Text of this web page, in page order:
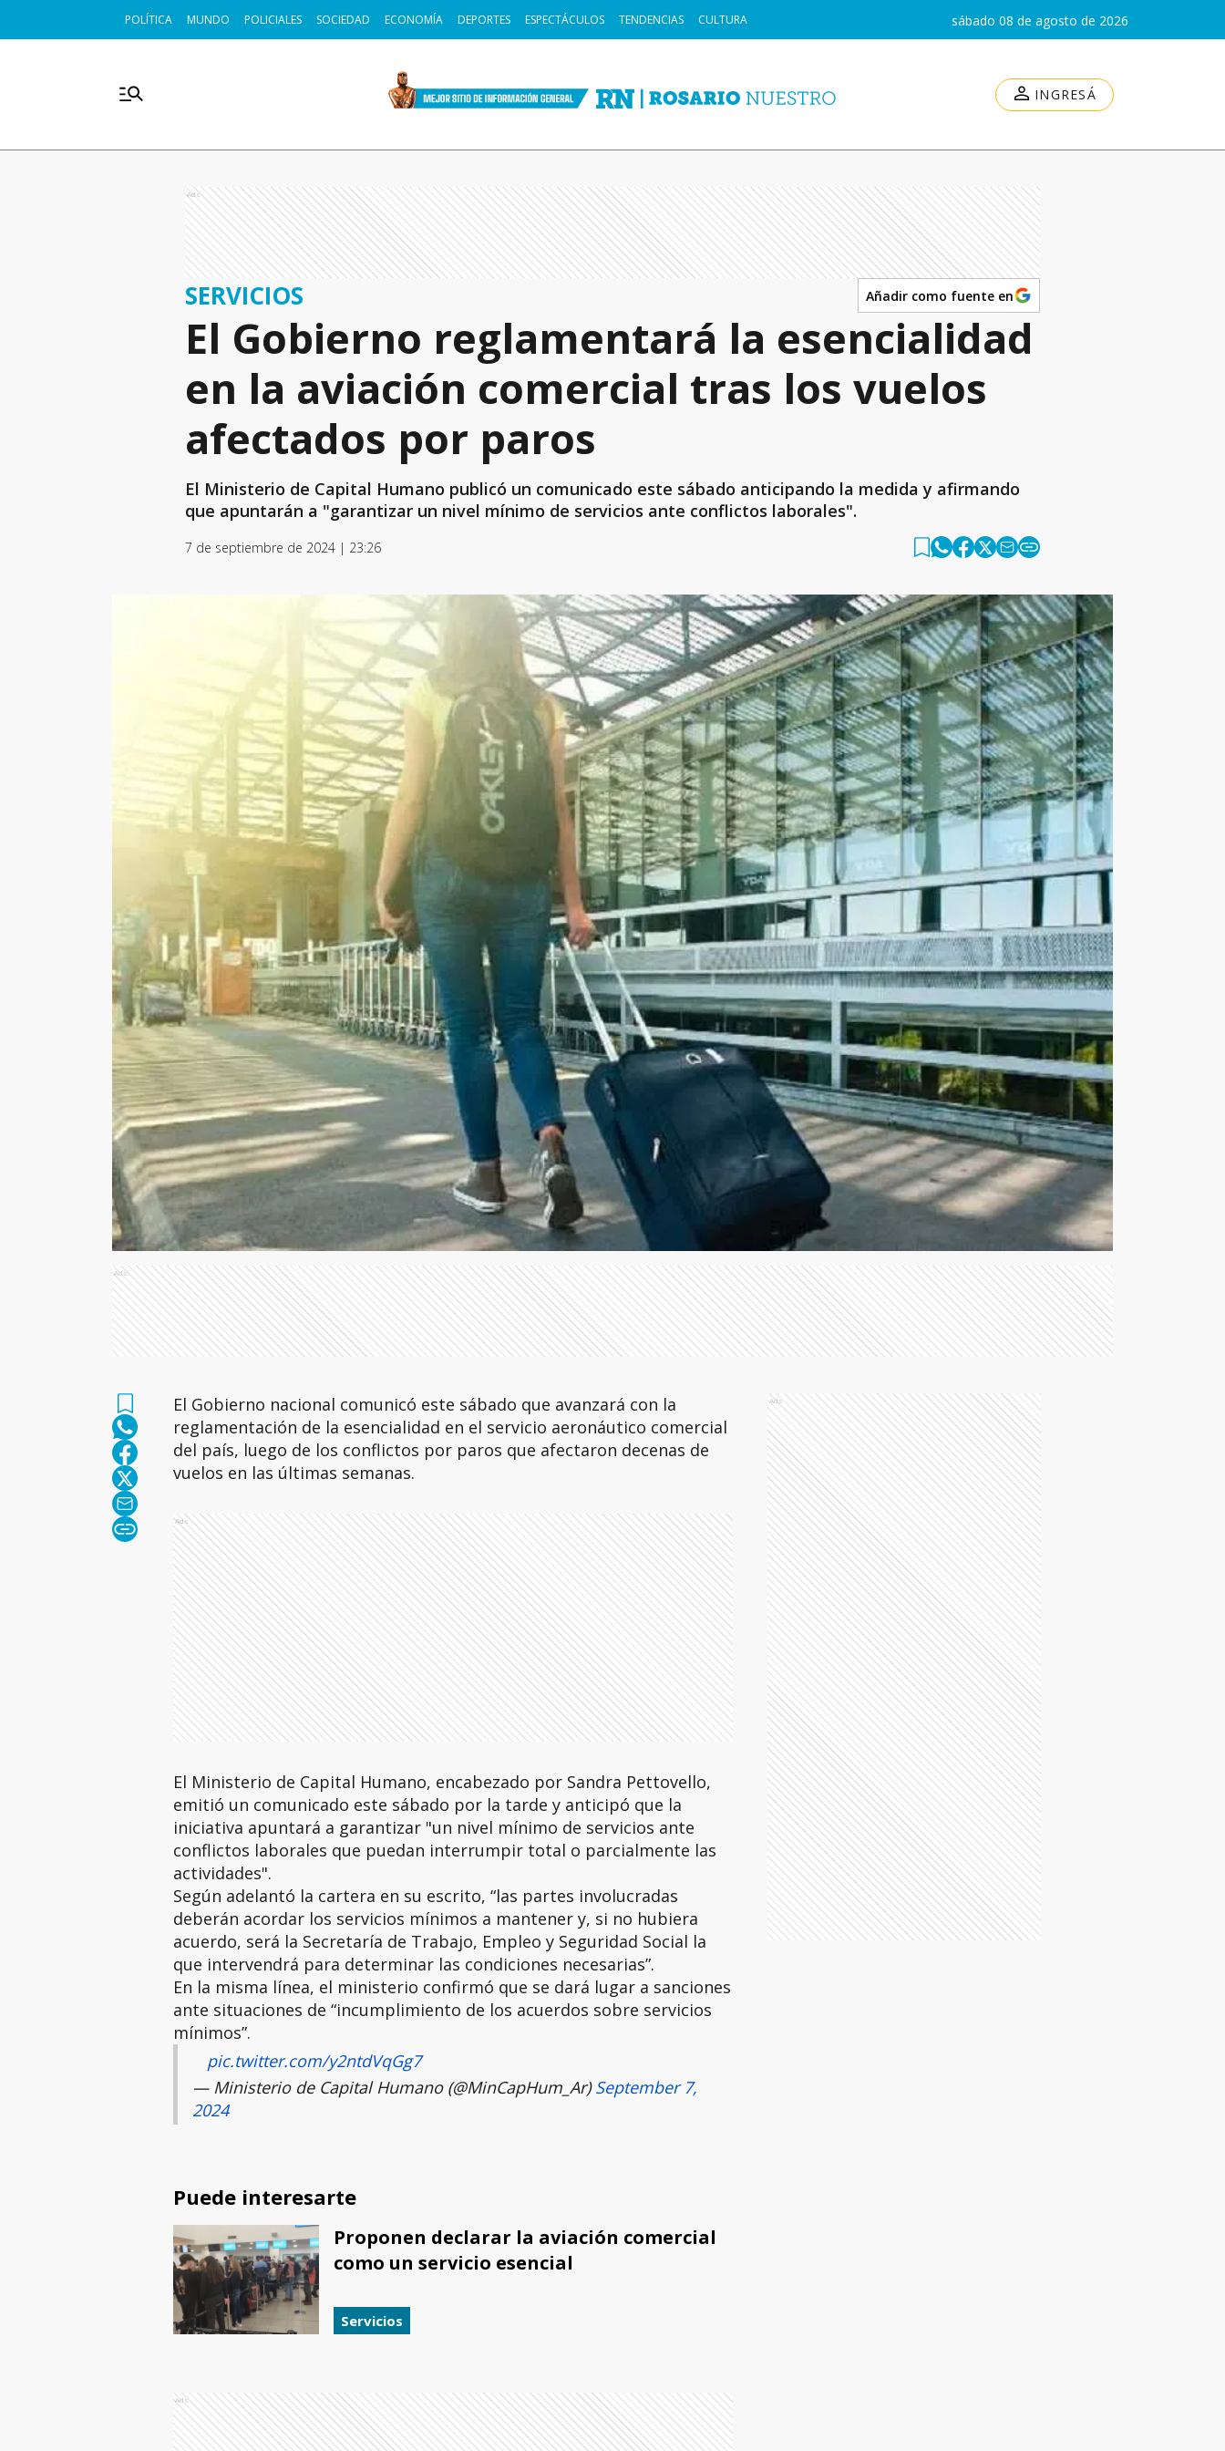
POLÍTICA MUNDO POLICIALES SOCIEDAD ECONOMÍA DEPORTES ESPECTÁCULOS TENDENCIAS CULTURA sábado 08 de agosto de 2026
INGRESÁ
Ads
SERVICIOS Añadir como fuente en
El Gobierno reglamentará la esencialidad
en la aviación comercial tras los vuelos
afectados por paros
El Ministerio de Capital Humano publicó un comunicado este sábado anticipando la medida y afirmando
que apuntarán a "garantizar un nivel mínimo de servicios ante conflictos laborales".
7 de septiembre de 2024 | 23:26
Ads
El Gobierno nacional comunicó este sábado que avanzará con la
reglamentación de la esencialidad en el servicio aeronáutico comercial
del país, luego de los conflictos por paros que afectaron decenas de
vuelos en las últimas semanas.
Ads
El Ministerio de Capital Humano, encabezado por Sandra Pettovello,
emitió un comunicado este sábado por la tarde y anticipó que la
iniciativa apuntará a garantizar "un nivel mínimo de servicios ante
conflictos laborales que puedan interrumpir total o parcialmente las
actividades".
Según adelantó la cartera en su escrito, “las partes involucradas
deberán acordar los servicios mínimos a mantener y, si no hubiera
acuerdo, será la Secretaría de Trabajo, Empleo y Seguridad Social la
que intervendrá para determinar las condiciones necesarias”.
En la misma línea, el ministerio confirmó que se dará lugar a sanciones
ante situaciones de “incumplimiento de los acuerdos sobre servicios
mínimos”.
pic.twitter.com/y2ntdVqGg7
— Ministerio de Capital Humano (@MinCapHum_Ar)September 7,
2024
Puede interesarte
Proponen declarar la aviación comercial
como un servicio esencial
Servicios
Ads
Ads